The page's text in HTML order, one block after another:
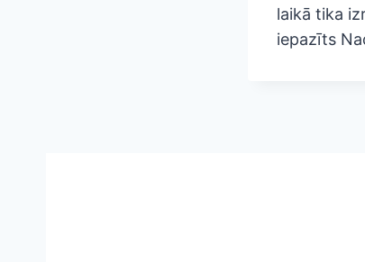
laikā tika
iepazīts